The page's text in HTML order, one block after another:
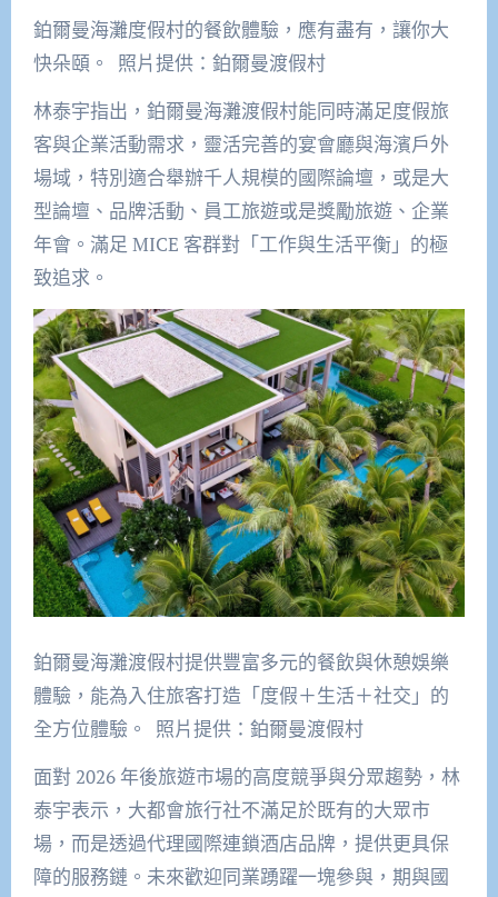
鉑爾曼海灘度假村的餐飲體驗，應有盡有，讓你大
快朵頤。 照片提供：鉑爾曼渡假村
林泰宇指出，鉑爾曼海灘渡假村能同時滿足度假旅
客與企業活動需求，靈活完善的宴會廳與海濱戶外
場域，特別適合舉辦千人規模的國際論壇，或是大
型論壇、品牌活動、員工旅遊或是獎勵旅遊、企業
年會。滿足 MICE 客群對「工作與生活平衡」的極
致追求。
鉑爾曼海灘渡假村提供豐富多元的餐飲與休憩娛樂
體驗，能為入住旅客打造「度假＋生活＋社交」的
全方位體驗。 照片提供：鉑爾曼渡假村
面對 2026 年後旅遊市場的高度競爭與分眾趨勢，林
泰宇表示，大都會旅行社不滿足於既有的大眾市
場，而是透過代理國際連鎖酒店品牌，提供更具保
障的服務鏈。未來歡迎同業踴躍一塊參與，期與國